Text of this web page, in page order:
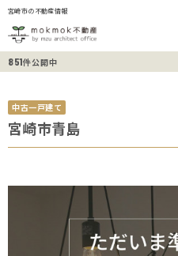
宮崎市の不動産情報
851件公開中
中古一戸建て
宮崎市青島